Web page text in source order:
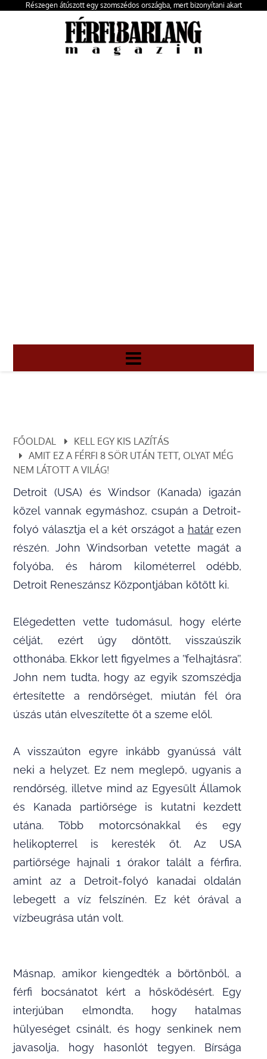
Részegen átúszott egy szomszédos országba, mert bizonyítani akart
FŐOLDAL
KELL EGY KIS LAZÍTÁS
AMIT EZ A FÉRFI 8 SÖR UTÁN TETT, OLYAT MÉG
NEM LÁTOTT A VILÁG!
Detroit (USA) és Windsor (Kanada) igazán
közel vannak egymáshoz, csupán a Detroit-
folyó választja el a két országot a határezen
részén. John Windsorban vetette magát a
folyóba, és három kilométerrel odébb,
Detroit Reneszánsz Központjában kötött ki.
Elégedetten vette tudomásul, hogy elérte
célját, ezért úgy döntött, visszaúszik
otthonába. Ekkor lett figyelmes a ’’felhajtásra’’.
John nem tudta, hogy az egyik szomszédja
értesítette a rendőrséget, miután fél óra
úszás után elveszítette őt a szeme elől.
A visszaúton egyre inkább gyanússá vált
neki a helyzet. Ez nem meglepő, ugyanis a
rendőrség, illetve mind az Egyesült Államok
és Kanada partiőrsége is kutatni kezdett
utána. Több motorcsónakkal és egy
helikopterrel is keresték őt. Az USA
partiőrsége hajnali 1 órakor talált a férfira,
amint az a Detroit-folyó kanadai oldalán
lebegett a víz felszínén. Ez két órával a
vízbeugrása után volt.
Másnap, amikor kiengedték a börtönből, a
férfi bocsánatot kért a hősködésért. Egy
interjúban elmondta, hogy hatalmas
hülyeséget csinált, és hogy senkinek nem
javasolja, hogy hasonlót tegyen. Bírsága